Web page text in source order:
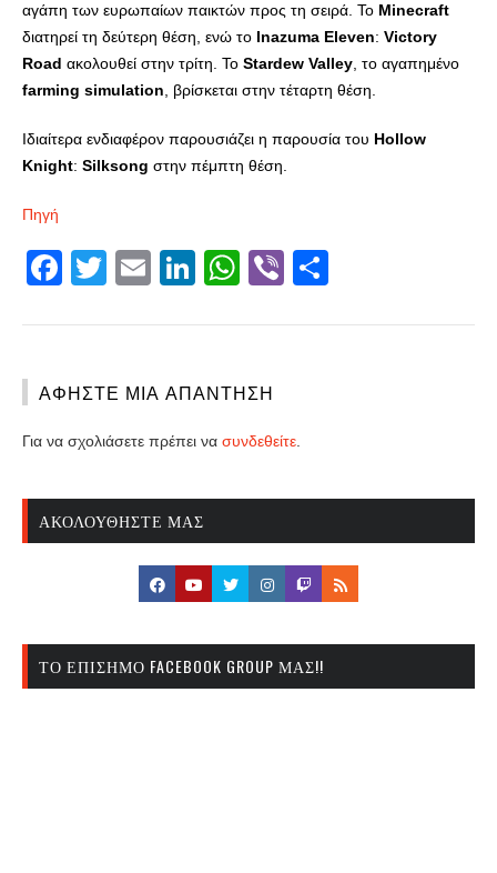
αγάπη των ευρωπαίων παικτών προς τη σειρά. Το Minecraft
διατηρεί τη δεύτερη θέση, ενώ το Inazuma Eleven: Victory
Road ακολουθεί στην τρίτη. Το Stardew Valley , το αγαπημένο
farming simulation , βρίσκεται στην τέταρτη θέση.
Ιδιαίτερα ενδιαφέρον παρουσιάζει η παρουσία του Hollow
Knight: Silksong στην πέμπτη θέση.
Πηγή
Facebook
Twitter
EmailLinkedIn
WhatsApp
Viber
ΑΦΉΣΤΕ ΜΙΑ ΑΠΆΝΤΗΣΗ
Για να σχολιάσετε πρέπει να συνδεθείτε
ΑΚΟΛΟΥΘΉΣΤΕ ΜΑΣ
ΤΟ ΕΠΊΣΗΜΟ FACEBOOK GROUP ΜΑΣ!!